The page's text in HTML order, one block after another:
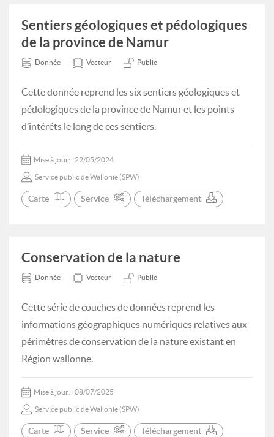
Sentiers géologiques et pédologiques
de la province de Namur
Donnée Vecteur Public
Cette donnée reprend les six sentiers géologiques et
pédologiques de la province de Namur et les points
d’intérêts le long de ces sentiers.
Mise à jour: 22/05/2024
Service public de Wallonie (SPW)
Carte Service Téléchargement
Conservation de la nature
Donnée Vecteur Public
Cette série de couches de données reprend les
informations géographiques numériques relatives aux
périmètres de conservation de la nature existant en
Région wallonne.
Mise à jour: 08/07/2025
Service public de Wallonie (SPW)
Carte Service Téléchargement